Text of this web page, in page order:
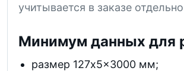
учитывается в заказе
Минимум данных для
размер 127x5x3000 мм;